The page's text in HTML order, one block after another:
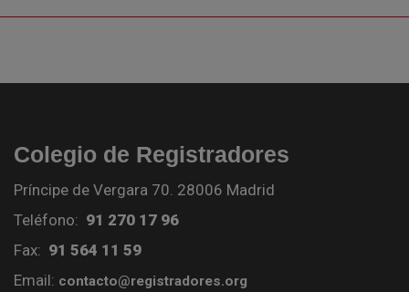
Colegio de Registradores
Príncipe de Vergara 70. 28006 Madrid
Teléfono: 91 270 17 96
Fax: 91 564 11 59
Email: contacto@registradores.org